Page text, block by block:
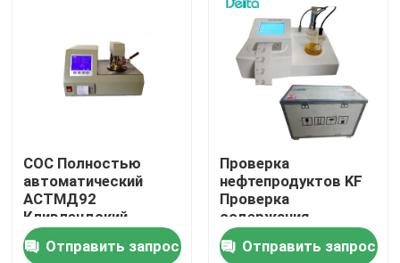
Продукты
Видеозаписи
COC Полностью
автоматический
АСТМД92
Кливлендский
открытый кубок
Отправить запрос
Проверка
нефтепродуктов KF
Проверка
содержания
нефтепродуктов в
водеОтправить запрос